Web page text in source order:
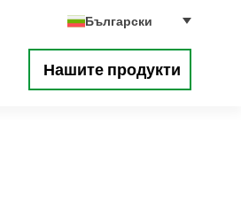
Български
Нашите продукти